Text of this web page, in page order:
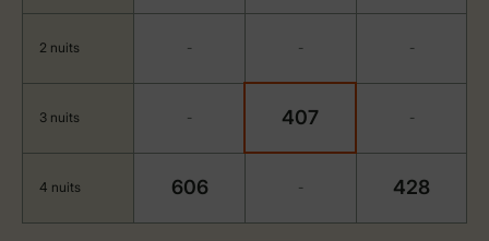
2 nuits - - -
3 nuits - 407 -
4 nuits 606 - 428